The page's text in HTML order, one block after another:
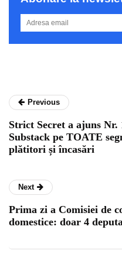
Previous
Strict Secret a ajuns
Substack pe TOATE
plătitori și încasări
Next
Prima zi a Comisiei de
domestice: doar 4